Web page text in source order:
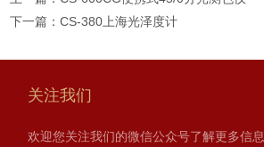
下一篇：CS-380上海光泽度计
关注我们
欢迎您关注我们的微信公众号了解更多信息